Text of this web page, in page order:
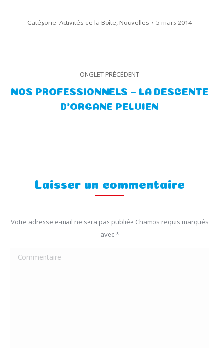
Catégorie Activités de la Boîte, Nouvelles 5 mars 2014
de
commentaire
ONGLET PRÉCÉDENT
Onglet
précédent
NOS PROFESSIONNELS – LA DESCENTE
D’ORGANE PELVIEN
Laisser un commentaire
Votre adresse e-mail ne sera pas publiée Champs requis marqués
avec*
Commentaire